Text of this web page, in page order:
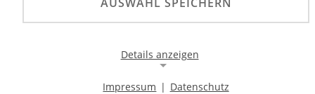
Neues Meisterschaftsformat im Kart-Slalom ab
2025.
Die dmsj – Deutsche Kart-Slalom-Meisterschaft (DKSM)
und der ADAC Kartslalom Bundesendlauf stellen seit
Details anzeigen
Impressum | Datenschutz